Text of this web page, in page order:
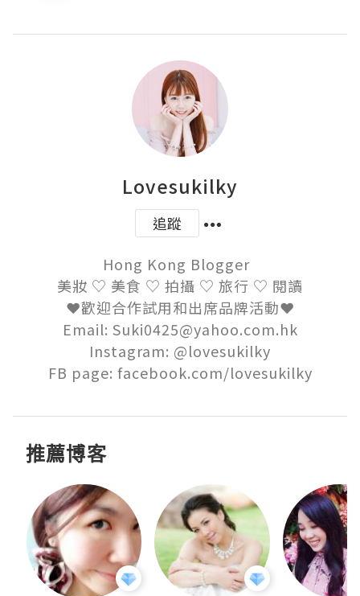
Lovesukilky
追蹤
Hong Kong Blogger
美妝 ♡ 美食 ♡ 拍攝 ♡ 旅行 ♡ 閱讀
❤歡迎合作試用和出席品牌活動❤
Email: Suki0425@yahoo.com.hk
Instagram: @lovesukilky
FB page: facebook.com/lovesukilky
推薦博客